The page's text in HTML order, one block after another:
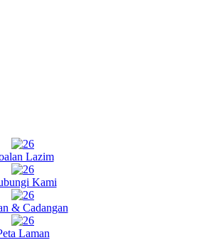
Lazim
Kami
& Cadangan
Laman